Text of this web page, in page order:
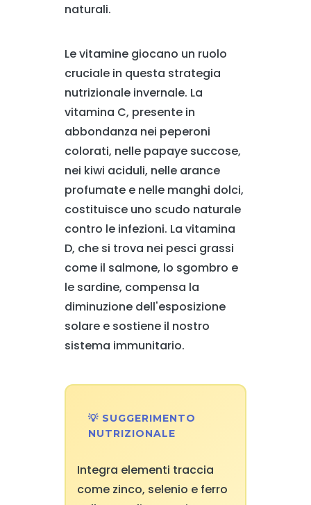
naturali.
Le vitamine giocano un ruolo
cruciale in questa strategia
nutrizionale invernale. La
vitamina C, presente in
abbondanza nei peperoni
colorati, nelle papaye succose,
nei kiwi aciduli, nelle arance
profumate e nelle manghi dolci,
costituisce uno scudo naturale
contro le infezioni. La vitamina
D, che si trova nei pesci grassi
come il salmone, lo sgombro e
le sardine, compensa la
diminuzione dell'esposizione
solare e sostiene il nostro
sistema immunitario.
💡 SUGGERIMENTO
NUTRIZIONALE
Integra elementi traccia
come zinco, selenio e ferro